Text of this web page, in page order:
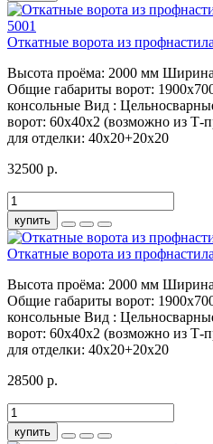
Откатные ворота из
Высота проёма: 2000 мм
Общие габариты ворот:
консольные Вид :
ворот: 60х40х2 (возможно из Т-
для отделки: 40х20+20х20
32500 р.
купить
Откатные ворота из
Высота проёма: 2000 мм
Общие габариты ворот:
консольные Вид :
ворот: 60х40х2 (возможно из Т-
для отделки: 40х20+20х20
28500 р.
купить